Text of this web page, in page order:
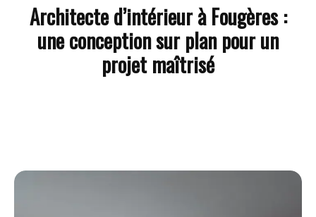
Architecte d’intérieur à Fougères :
une conception sur plan pour un
projet maîtrisé